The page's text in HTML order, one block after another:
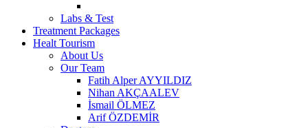
Labs & Test
Treatment Packages
Healt Tourism
About Us
Our Team
Fatih Alper AYYILDIZ
Nihan AKÇAALEV
İsmail ÖLMEZ
Arif ÖZDEMİR